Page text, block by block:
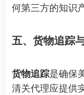
何第三方的知识
五、货物追踪
货物追踪是确保
清关代理应提供